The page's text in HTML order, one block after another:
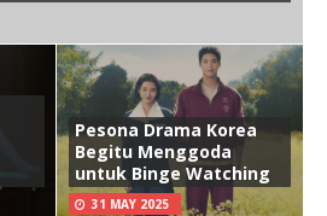
Pesona Drama Korea
Begitu Menggoda
untuk Binge Watching
31 MAY 2025